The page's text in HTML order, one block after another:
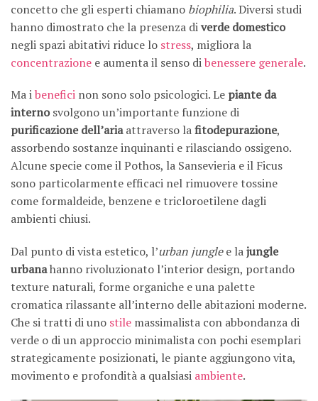
concetto che gli esperti chiamano biophilia. Diversi studi
hanno dimostrato che la presenza diverde domestico
negli spazi abitativi riduce lo stress, migliora la
concentrazione e aumenta il senso dibenessere generale.
Ma ibenefici non sono solo psicologici. Le piante da
internosvolgono un’importante funzione di
purificazione dell’ariaattraverso lafitodepurazione,
assorbendo sostanze inquinanti e rilasciando ossigeno.
Alcune specie come il Pothos, la Sansevieria e il Ficus
sono particolarmente efficaci nel rimuovere tossine
come formaldeide, benzene e tricloroetilene dagli
ambienti chiusi.
Dal punto di vista estetico, l’urban junglee lajungle
urbanahanno rivoluzionato l’interior design, portando
texture naturali, forme organiche e una palette
cromatica rilassante all’interno delle abitazioni moderne.
Che si tratti di uno stile massimalista con abbondanza di
verde o di un approccio minimalista con pochi esemplari
strategicamente posizionati, le piante aggiungono vita,
movimento e profondità a qualsiasi ambiente.